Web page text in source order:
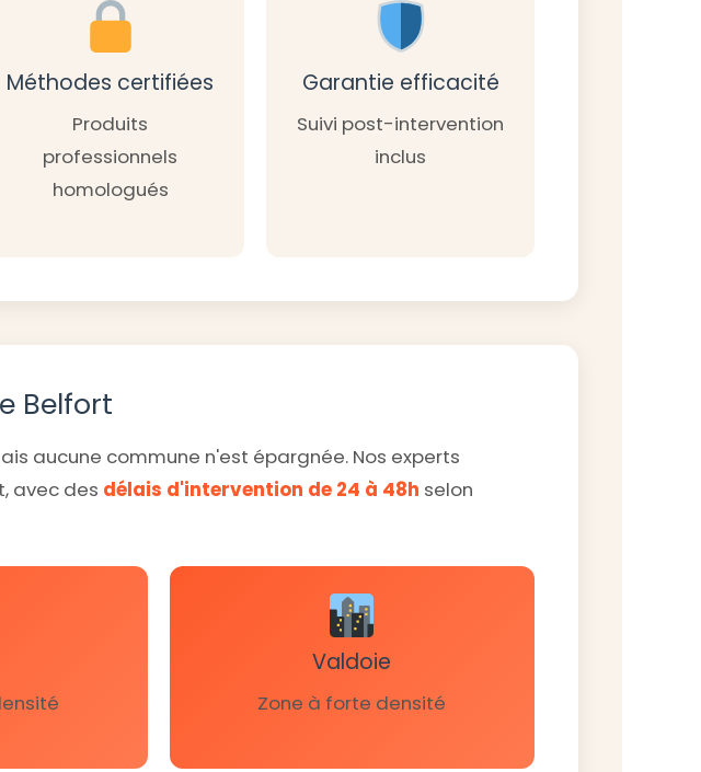
Méthodes certifiées
Produits
professionnels
homologués
Garantie efficacité
Suivi post-intervention
inclus
Belfort
aucune commune n'est épargnée. Nos experts
avec des délais d'intervention de 24 à 48h selon
Valdoie
Zone à forte densité